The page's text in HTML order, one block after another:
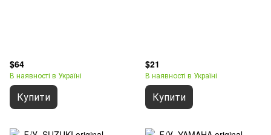
$64
В наявності в Україні
Купити
$21
В наявності в Україні
Купити